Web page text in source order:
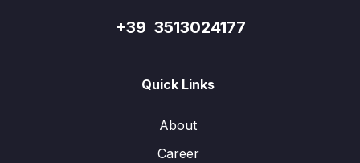
+39 3513024177
Quick Links
About
Career